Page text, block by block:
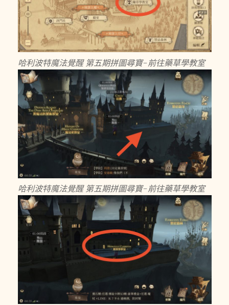
哈利波特魔法覺醒 第五期拼圖尋寶-前往藥草學教室
哈利波特魔法覺醒 第五期拼圖尋寶-前往藥草學教室